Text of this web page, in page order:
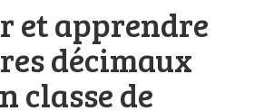
et apprendre
décimaux
classe de